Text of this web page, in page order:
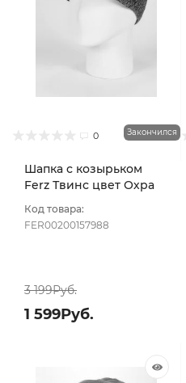
0 Закончился
Шапка с козырьком
Ferz Твинс цвет Охра
Код товара:
FER00200157988
3 199Руб.
1 599Руб.